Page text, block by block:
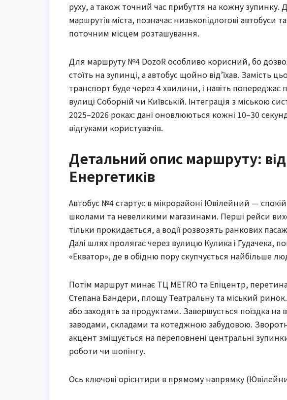
руху, а також точний час прибуття на кожну зупинку.
маршрутів міста, позначає низькопідлогові
поточним місцем розташування.
Для маршруту №4 DozoR особливо корисний, бо
стоїть на зупинці, а автобус щойно від’їхав. Замість
транспорт буде через 4 хвилини, і навіть
вулиці Соборній чи Київській. Інтеграція з міською
2025–2026 роках: дані оновлюються кожні 10–30
відгуками користувачів.
Детальний опис маршруту:
Енергетиків
Автобус №4 стартує в мікрорайоні Ювілейний —
школами та невеликими магазинами. Перші рейси
тільки прокидається, а водії розвозять ранкових
Далі шлях пролягає через вулицю Кулика і Гудачека,
«Екватор», де в обідню пору скупчується найбільше
Потім маршрут минає ТЦ METRO та Епіцентр,
Степана Бандери, площу Театральну та міський
або заходять за продуктами. Завершується поїздка на
заводами, складами та котеджною забудовою.
акцент зміщується на переповнені центральні
роботи чи шопінгу.
Ось ключові орієнтири в прямому напрямку